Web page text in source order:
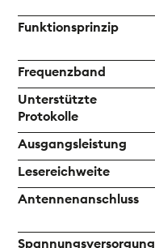
Funktionsprinzip
Frequenzband
Unterstützte
Protokolle
Ausgangsleistung
Lesereichweite
Antennenanschluss
Spannungsversorgung